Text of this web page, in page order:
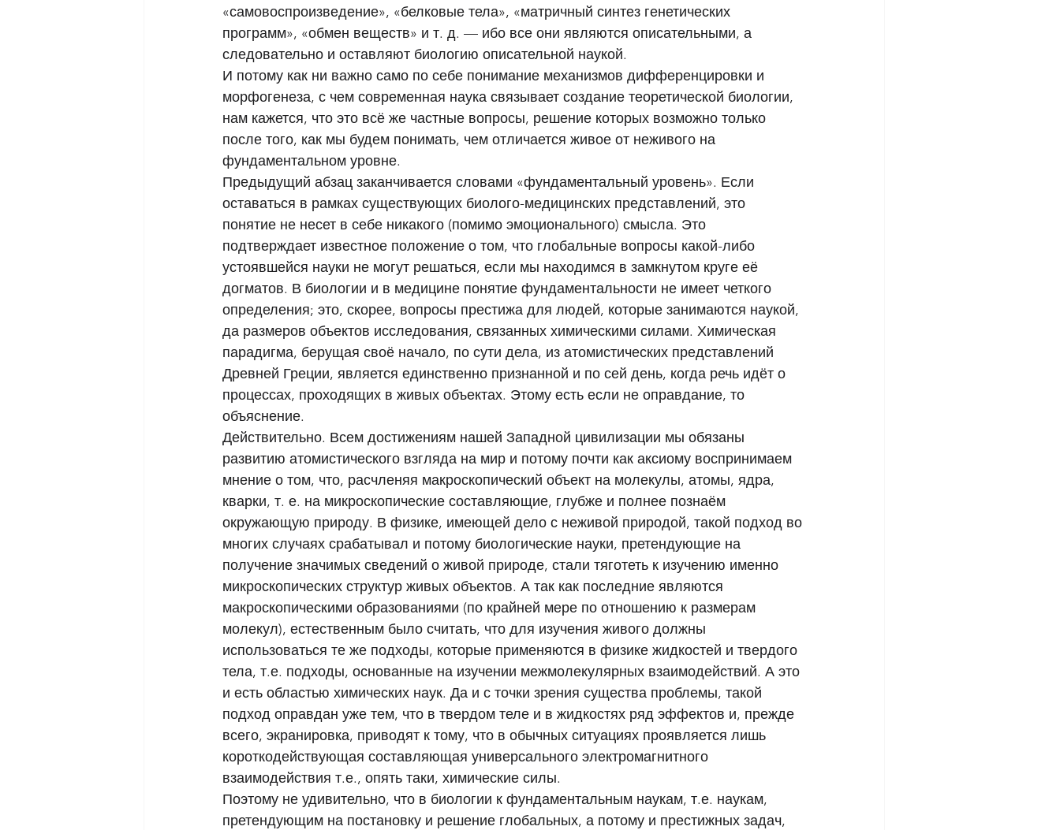
«самовоспроизведение», «белковые тела», «матричный синтез генетических
программ», «обмен веществ» и т. д. — ибо все они являются описательными, а
следовательно и оставляют биологию описательной наукой.
И потому как ни важно само по себе понимание механизмов дифференцировки и
морфогенеза, с чем современная наука связывает создание теоретической биологии,
нам кажется, что это всё же частные вопросы, решение которых возможно только
после того, как мы будем понимать, чем отличается живое от неживого на
фундаментальном уровне.
Предыдущий абзац заканчивается словами «фундаментальный уровень». Если
оставаться в рамках существующих биолого-медицинских представлений, это
понятие не несет в себе никакого (помимо эмоционального) смысла. Это
подтверждает известное положение о том, что глобальные вопросы какой-либо
устоявшейся науки не могут решаться, если мы находимся в замкнутом круге её
догматов. В биологии и в медицине понятие фундаментальности не имеет четкого
определения; это, скорее, вопросы престижа для людей, которые занимаются наукой,
да размеров объектов исследования, связанных химическими силами. Химическая
парадигма, берущая своё начало, по сути дела, из атомистических представлений
Древней Греции, является единственно признанной и по сей день, когда речь идёт о
процессах, проходящих в живых объектах. Этому есть если не оправдание, то
объяснение.
Действительно. Всем достижениям нашей Западной цивилизации мы обязаны
развитию атомистического взгляда на мир и потому почти как аксиому воспринимаем
мнение о том, что, расчленяя макроскопический объект на молекулы, атомы, ядра,
кварки, т. е. на микроскопические составляющие, глубже и полнее познаём
окружающую природу. В физике, имеющей дело с неживой природой, такой подход во
многих случаях срабатывал и потому биологические науки, претендующие на
получение значимых сведений о живой природе, стали тяготеть к изучению именно
микроскопических структур живых объектов. А так как последние являются
макроскопическими образованиями (по крайней мере по отношению к размерам
молекул), естественным было считать, что для изучения живого должны
использоваться те же подходы, которые применяются в физике жидкостей и твердого
тела, т.е. подходы, основанные на изучении межмолекулярных взаимодействий. А это
и есть областью химических наук. Да и с точки зрения существа проблемы, такой
подход оправдан уже тем, что в твердом теле и в жидкостях ряд эффектов и, прежде
всего, экранировка, приводят к тому, что в обычных ситуациях проявляется лишь
короткодействующая составляющая универсального электромагнитного
взаимодействия т.е., опять таки, химические силы.
Поэтому не удивительно, что в биологии к фундаментальным наукам, т.е. наукам,
претендующим на постановку и решение глобальных, а потому и престижных задач,